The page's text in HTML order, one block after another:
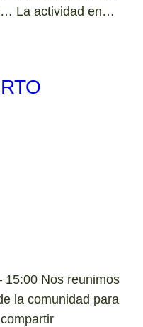
La actividad en…
15:00 Nos reunimos
la comunidad para